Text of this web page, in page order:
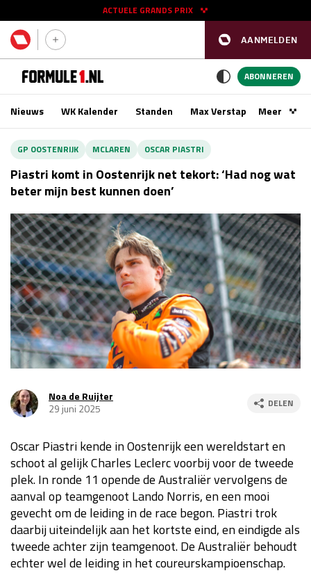
AANMELDEN
ACTUELE GRANDS PRIX
11 - 13 sep
Race
GP AZERBEIDZJAN 2026 24 - 26 sep
Kwalificatie
vr 14:00 - 15:00
Race
za 13:00 - 15:00
Kwalificatie
za 15:00 - 16:00
Race
zo 14:00 - 16:00
Kwalificatie
za 23:00 - 00:00
Race
zo 21:00 - 23:00
GP MEXICO 2026 30 okt - 01 nov
Kwalificatie
za 19:00 - 20:00
Race
zo 18:00 - 20:00
ABONNEREN
Nieuws WK Kalender Standen Max VerstappenMeer
GP OOSTENRIJK MCLAREN OSCAR PIASTRI
Piastri komt in Oostenrijk net tekort: ‘Had nog wat
beter mijn best kunnen doen’
Noa de Ruijter
29 juni 2025
DELEN
Oscar Piastri kende in Oostenrijk een wereldstart en
schoot al gelijk Charles Leclerc voorbij voor de tweede
plek. In ronde 11 opende de Australiër vervolgens de
aanval op teamgenoot Lando Norris, en een mooi
gevecht om de leiding in de race begon. Piastri trok
daarbij uiteindelijk aan het kortste eind, en eindigde als
tweede achter zijn teamgenoot.De Australiër behoudt
echter wel de leiding in het coureurskampioenschap.